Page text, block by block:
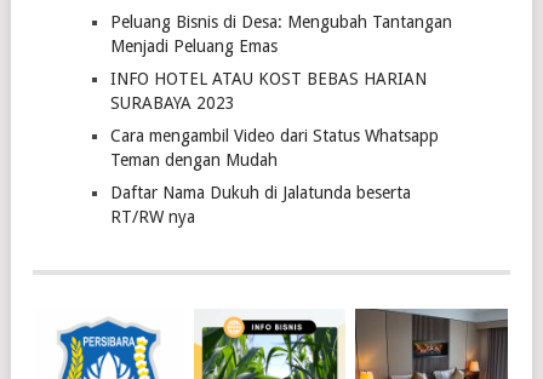
Peluang Bisnis di Desa: Mengubah Tantangan
Menjadi Peluang Emas
INFO HOTEL ATAU KOST BEBAS HARIAN
SURABAYA 2023
Cara mengambil Video dari Status Whatsapp
Teman dengan Mudah
Daftar Nama Dukuh di Jalatunda beserta
RT/RW nya